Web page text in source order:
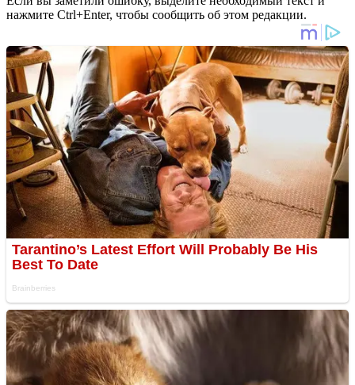
нажмите Ctrl+Enter, чтобы сообщить об этом редакции.